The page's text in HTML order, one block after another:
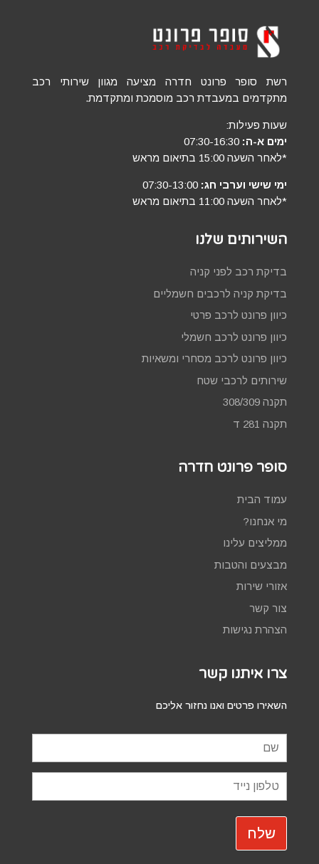
רשת סופר פרונט חדרה מציעה מגוון שירותי רכב
מתקדמים במעבדת רכב מוסמכת ומתקדמת.
שעות פעילות:
ימים א-ה:
*לאחר השעה 15:00 בתיאום מראש
ימי שישי וערבי חג:
*לאחר השעה 11:00 בתיאום מראש
השירותים שלנו
בדיקת רכב לפני קניה
בדיקת קניה לרכבים חשמליים
כיוון פרונט לרכב פרטי
כיוון פרונט לרכב חשמלי
כיוון פרונט לרכב מסחרי ומשאיות
שירותים לרכבי שטח
תקנה 308/309
תקנה 281 ד
סופר פרונט חדרה
עמוד הבית
מי אנחנו?
ממליצים עלינו
מבצעים והטבות
אזורי שירות
צור קשר
הצהרת נגישות
צרו איתנו קשר
השאירו פרטים ואנו נחזור אליכם